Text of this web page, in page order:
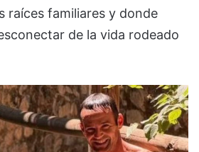
raíces familiares y donde
de la vida rodeado